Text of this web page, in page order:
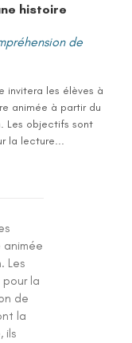
histoire
de
invitera les élèves à
animée à partir du
Les objectifs sont
la lecture...
animée
Les
la
de
la
ils